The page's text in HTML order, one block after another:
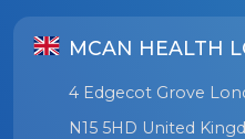
MCAN HEALTH
4 Edgecot Grove
N15 5HD United